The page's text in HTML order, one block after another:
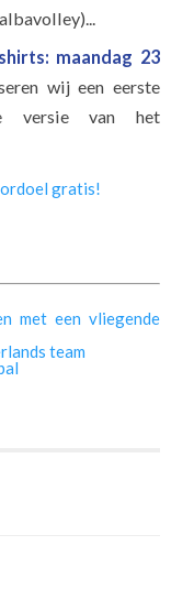
maandag 23
wij een eerste
versie van het
met een vliegende
team